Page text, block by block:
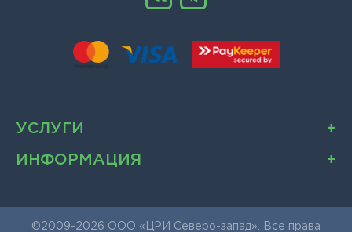
УСЛУГИ
ИНФОРМАЦИЯ
©2009-2026 ООО «ЦРИ Северо-запад». Все права